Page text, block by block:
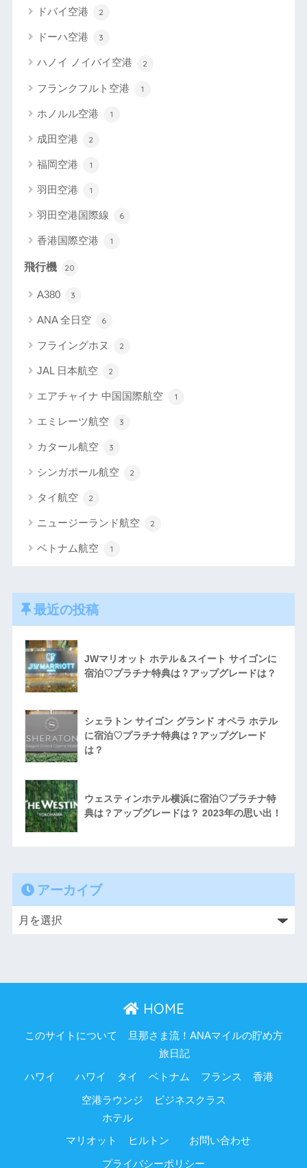
ドバイ空港 2
ドーハ空港 3
ハノイ ノイバイ空港 2
フランクフルト空港 1
ホノルル空港 1
成田空港 2
福岡空港 1
羽田空港 1
羽田空港国際線 6
香港国際空港 1
飛行機 20
A380 3
ANA 全日空 6
フライングホヌ 2
JAL 日本航空 2
エアチャイナ 中国国際航空 1
エミレーツ航空 3
カタール航空 3
シンガポール航空 2
タイ航空 2
ニュージーランド航空 2
ベトナム航空 1
最近の投稿
JWマリオット ホテル＆スイート サイゴンに
宿泊♡プラチナ特典は？アップグレードは？
シェラトン サイゴン グランド オペラ ホテル
に宿泊♡プラチナ特典は？アップグレード
は？
ウェスティンホテル横浜に宿泊♡プラチナ特
典は？アップグレードは？ 2023年の思い出！
アーカイブ
HOME
このサイトについて 旦那さま流！ANAマイルの貯め方
ハワイ
旅日記
ハワイ タイ ベトナム フランス 香港
空港ラウンジ
ビジネスクラス
ホテル
マリオット ヒルトン お問い合わせ
プライバシーポリシー